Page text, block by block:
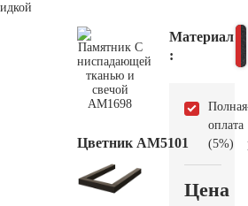
Цветник АМ5101
Материал
:
Полная
оплата
(5%)
Цена